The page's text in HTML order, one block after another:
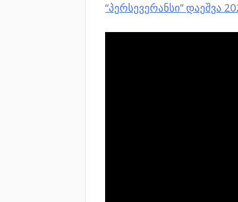
“პერსევერანსი” დაეშვა